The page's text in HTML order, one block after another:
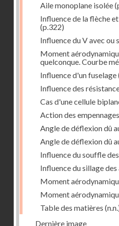
Aile monoplane isolée
Influence de la flèche
(p.322)
Influence du V avec ou
Moment
quelconque. Courbe
Influence d'un fuselage
Influence des
Cas d'une cellule
Action des
Angle de déflexion dû
Angle de déflexion dû
Influence du souffle
Influence du sillage des
Moment
Moment
Table des matières
Dernière image